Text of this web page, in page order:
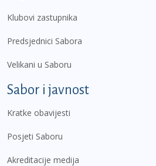
Klubovi zastupnika
Predsjednici Sabora
Velikani u Saboru
Sabor i javnost
Kratke obavijesti
Posjeti Saboru
Akreditacije medija